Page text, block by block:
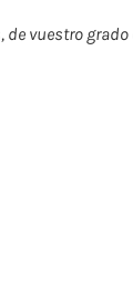
vuestro